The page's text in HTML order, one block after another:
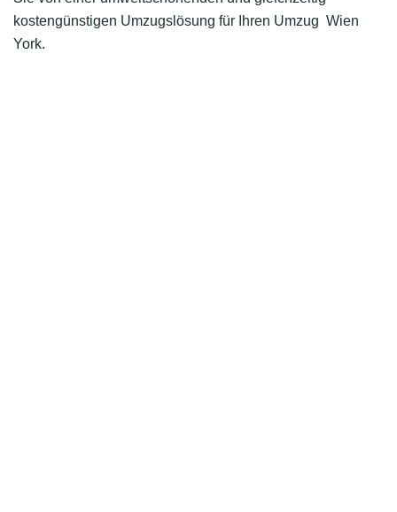
kostengünstigen Umzugslösung für Ihren Umzug Wien
York.